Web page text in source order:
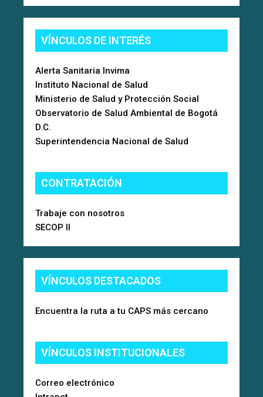
VÍNCULOS DE INTERÉS
Alerta Sanitaria Invima
Instituto Nacional de Salud
Ministerio de Salud y Protección Social
Observatorio de Salud Ambiental de Bogotá
D.C.
Superintendencia Nacional de Salud
CONTRATACIÓN
Trabaje con nosotros
SECOP II
VÍNCULOS DESTACADOS
Encuentra la ruta a tu CAPS más cercano
VÍNCULOS INSTITUCIONALES
Correo electrónico